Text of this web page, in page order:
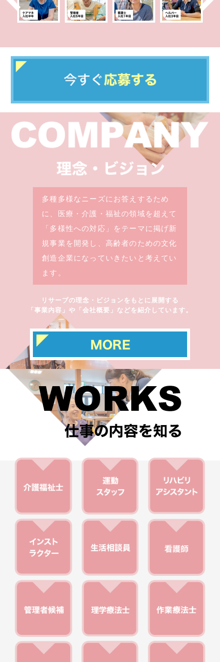
多種多様なニーズにお答えするため
に、医療・介護・福祉の領域を超えて
「多様性への対応」をテーマに掲げ新
規事業を開発し、高齢者のための文化
創造企業になっていきたいと考えてい
ます。
リサーブの理念・ビジョンをもとに展開する
「事業内容」や「会社概要」などを紹介しています。